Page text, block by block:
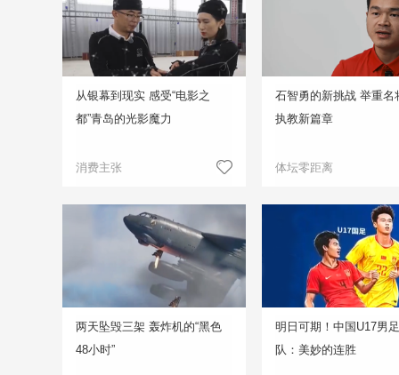
从银幕到现实 感受“电影之
都”青岛的光影魔力
消费主张
石智勇的新挑战 举重名
执教新篇章
体坛零距离
两天坠毁三架 轰炸机的“黑色
48小时”
明日可期！中国U17男
队：美妙的连胜